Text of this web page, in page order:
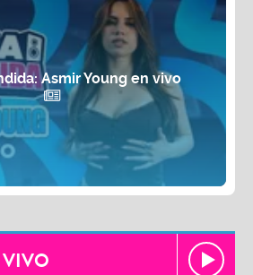
Asmir Young en vivo
VIVO